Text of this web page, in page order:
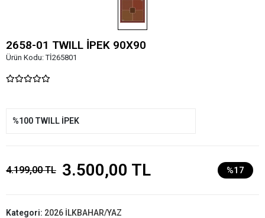
2658-01 TWILL İPEK 90X90
Ürün Kodu:Tİ265801
%100 TWILL İPEK
4.199,00 TL 3.500,00 TL %17
Kategori: 2026 İLKBAHAR/YAZ